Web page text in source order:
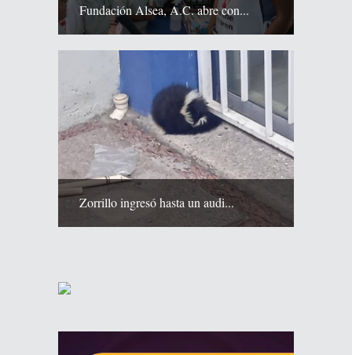
Fundación Alsea, A.C. abre con...
Zorrillo ingresó hasta un audi...